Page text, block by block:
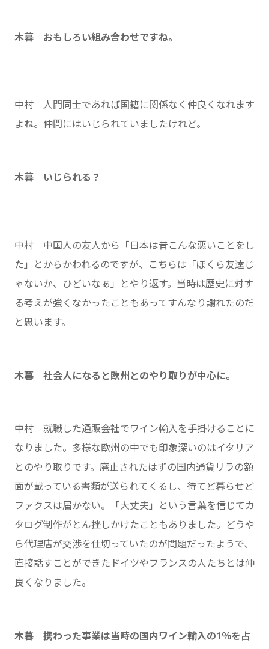
木暮 おもしろい組み合わせですね。
中村 人間同士であれば国籍に関係なく仲良くなれます
よね。仲間にはいじられていましたけれど。
木暮 いじられる？
中村 中国人の友人から「日本は昔こんな悪いことをし
た」とからかわれるのですが、こちらは「ぼくら友達じ
ゃないか、ひどいなぁ」とやり返す。当時は歴史に対す
る考えが強くなかったこともあってすんなり謝れたのだ
と思います。
木暮 社会人になると欧州とのやり取りが中心に。
中村 就職した通販会社でワイン輸入を手掛けることに
なりました。多様な欧州の中でも印象深いのはイタリア
とのやり取りです。廃止されたはずの国内通貨リラの額
面が載っている書類が送られてくるし、待てど暮らせど
ファクスは届かない。「大丈夫」という言葉を信じてカ
タログ制作がとん挫しかけたこともありました。どうや
ら代理店が交渉を仕切っていたのが問題だったようで、
直接話すことができたドイツやフランスの人たちとは仲
良くなりました。
木暮 携わった事業は当時の国内ワイン輸入の1％を占